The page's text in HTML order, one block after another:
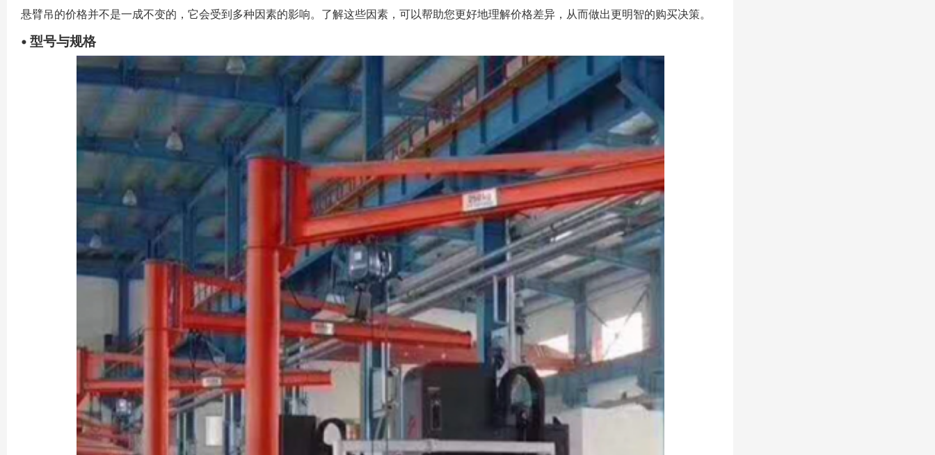
悬臂吊的价格并不是一成不变的，它会受到多种因素的影响。了解这些因素，可以帮助您更好地理解价格差异，从而做出更明智的购买决策。
• 型号与规格